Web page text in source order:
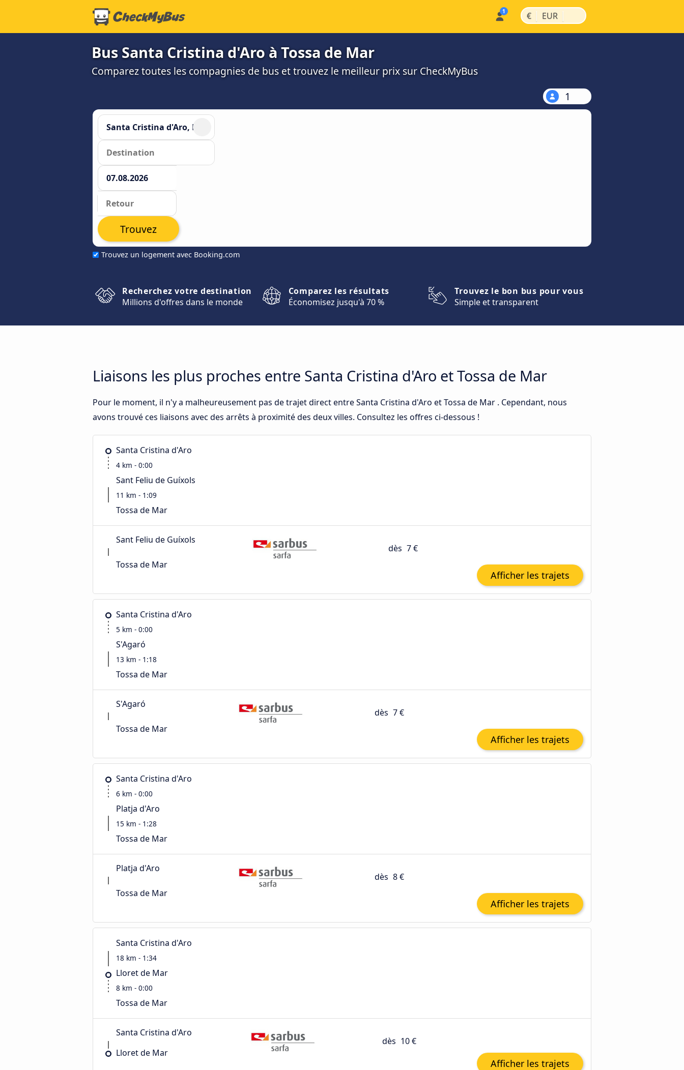
€ | EUR |
Bus Santa Cristina d'Aro à Tossa de Mar
Comparez toutes les compagnies de bus et trouvez le meilleur prix sur CheckMyBus
1
Trouvez un logement avec Booking.com
Trouvez
Recherchez votre destination
Millions d'offres dans le monde
Comparez les résultats
Économisez jusqu'à 70 %
Trouvez le bon bus pour vous
Simple et transparent
Liaisons les plus proches entre Santa Cristina d'Aro et Tossa de Mar
Pour le moment, il n'y a malheureusement pas de trajet direct entre Santa Cristina d'Aro et Tossa de Mar . Cependant, nous
avons trouvé ces liaisons avec des arrêts à proximité des deux villes. Consultez les offres ci-dessous !
Santa Cristina d'Aro
4 km - 0:00
Sant Feliu de Guíxols
11 km - 1:09
Tossa de Mar
Sant Feliu de Guíxols
Tossa de Mar
dès 7 €
Afficher les trajets
Santa Cristina d'Aro
5 km - 0:00
S'Agaró
13 km - 1:18
Tossa de Mar
S'Agaró
Tossa de Mar
dès 7 €
Afficher les trajets
Santa Cristina d'Aro
6 km - 0:00
Platja d'Aro
15 km - 1:28
Tossa de Mar
Platja d'Aro
Tossa de Mar
dès 8 €
Afficher les trajets
Santa Cristina d'Aro
18 km - 1:34
Lloret de Mar
8 km - 0:00
Tossa de Mar
Santa Cristina d'Aro
Lloret de Mar
dès 10 €
Afficher les trajets